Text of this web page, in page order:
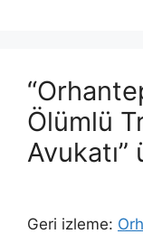
Ölümlü
Geri izleme: